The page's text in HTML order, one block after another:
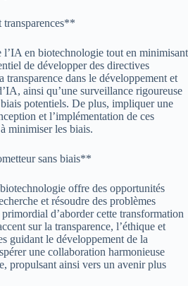
transparences**
en biotechnologie tout en minimisant
de développer des directives
transparence dans le développement et
ainsi qu’une surveillance rigoureuse
potentiels. De plus, impliquer une
et l’implémentation de ces
minimiser les biais.
sans biais**
offre des opportunités
et résoudre des problèmes
d’aborder cette transformation
sur la transparence, l’éthique et
guidant le développement de la
une collaboration harmonieuse
propulsant ainsi vers un avenir plus